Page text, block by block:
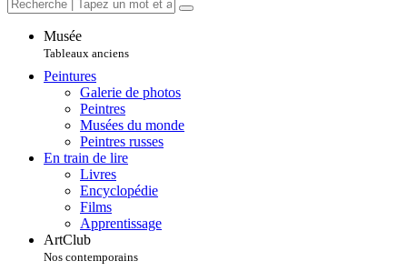
Musée
Tableaux anciens
Peintures
Galerie de photos
Peintres
Musées du monde
Peintres russes
En train de lire
Livres
Encyclopédie
Films
Apprentissage
ArtClub
Nos contemporains